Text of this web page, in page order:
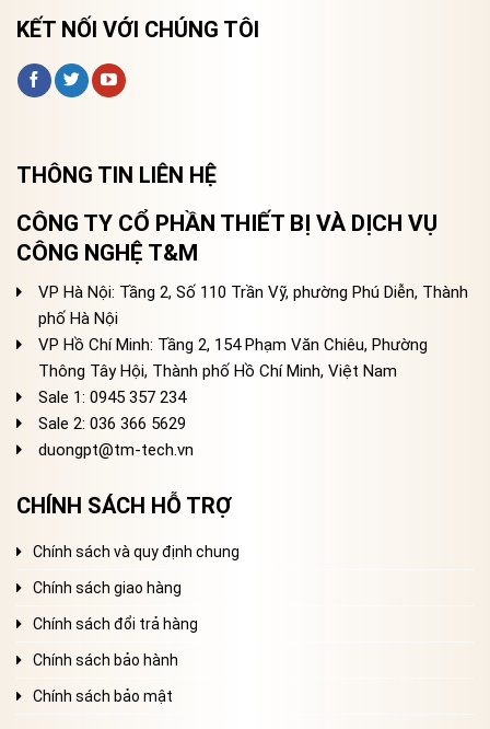
KẾT NỐI VỚI CHÚNG TÔI
THÔNG TIN LIÊN HỆ
CÔNG TY CỔ PHẦN THIẾT BỊ VÀ DỊCH VỤ
CÔNG NGHỆ T&M
VP Hà Nội: Tầng 2, Số 110 Trần Vỹ, phường Phú Diễn, Thành
phố Hà Nội
VP Hồ Chí Minh: Tầng 2, 154 Phạm Văn Chiêu, Phường
Thông Tây Hội, Thành phố Hồ Chí Minh, Việt Nam
Sale 1: 0945 357 234
Sale 2: 036 366 5629
duongpt@tm-tech.vn
CHÍNH SÁCH HỖ TRỢ
Chính sách và quy định chung
Chính sách giao hàng
Chính sách đổi trả hàng
Chính sách bảo hành
Chính sách bảo mật